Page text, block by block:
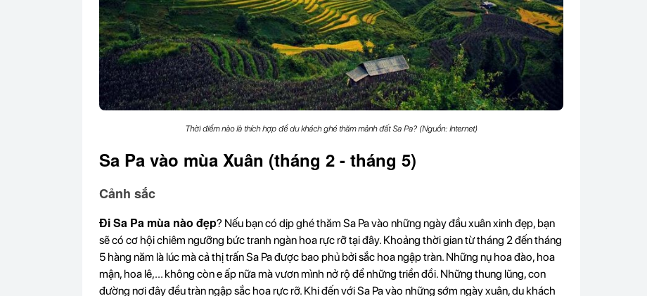
Thời điểm nào là thích hợp để du khách ghé thăm mảnh đất Sa Pa? (Nguồn: Internet)
Sa Pa vào mùa Xuân (tháng 2 - tháng 5)
Cảnh sắc
Đi Sa Pa mùa nào đẹp? Nếu bạn có dịp ghé thăm Sa Pa vào những ngày đầu xuân xinh đẹp, bạn
sẽ có cơ hội chiêm ngưỡng bức tranh ngàn hoa rực rỡ tại đây. Khoảng thời gian từ tháng 2 đến tháng
5 hàng năm là lúc mà cả thị trấn Sa Pa được bao phủ bởi sắc hoa ngập tràn. Những nụ hoa đào, hoa
mận, hoa lê,... không còn e ấp nữa mà vươn mình nở rộ để những triền đồi. Những thung lũng, con
đường nơi đây đều tràn ngập sắc hoa rực rỡ. Khi đến với Sa Pa vào những sớm ngày xuân, du khách